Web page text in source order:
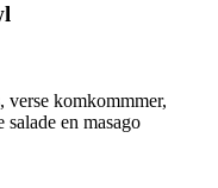
verse komkommmer,
en masago